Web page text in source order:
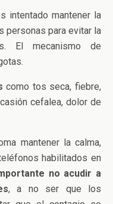
intentado mantener la
personas para evitar la
El mecanismo de
como tos seca, fiebre,
cefalea, dolor de
mantener la calma,
habilitados en
no acudir a
, a no ser que los